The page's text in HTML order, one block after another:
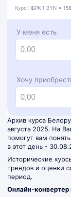
Курс НБРК 1 BYN =
У меня есть
Хочу
Архив курса
августа 2025. На
помогут вам
в этот день -
Исторические
трендов и оценки
период.
Онлайн-конвертер